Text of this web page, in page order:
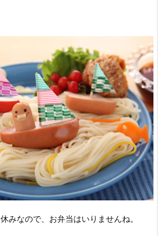
みなので、お弁当はいりませんね。